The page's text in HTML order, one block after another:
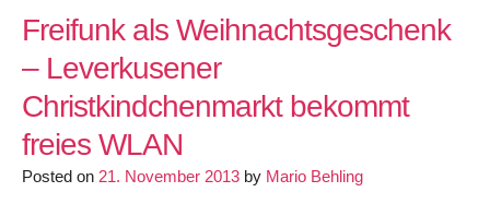
Freifunk als Weihnachtsgeschenk
– Leverkusener
Christkindchenmarkt bekommt
freies WLAN
Posted on 21. November 2013 by Mario Behling